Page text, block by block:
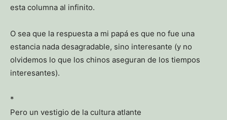
esta columna al infinito.
O sea que la respuesta a mi papá es que no fue una
estancia nada desagradable, sino interesante (y no
olvidemos lo que los chinos aseguran de los tiempos
interesantes).
*
Pero un vestigio de la cultura atlante